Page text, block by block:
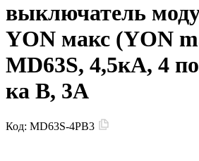
выключатель
YON макс (YON
MD63S, 4,5кА, 4
ка B, 3А
Код: MD63S-4PB3